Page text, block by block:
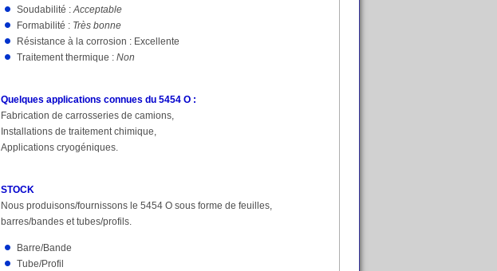
Soudabilité :Acceptable
Formabilité : Très bonne
Résistance à la corrosion : Excellente
Traitement thermique : Non
Quelques applications connues du 5454 O :
Fabrication de carrosseries de camions,
Installations de traitement chimique,
Applications cryogéniques.
STOCK
Nous produisons/fournissons le 5454 O sous forme de feuilles,
barres/bandes et tubes/profils.
Barre/Bande
Tube/Profil